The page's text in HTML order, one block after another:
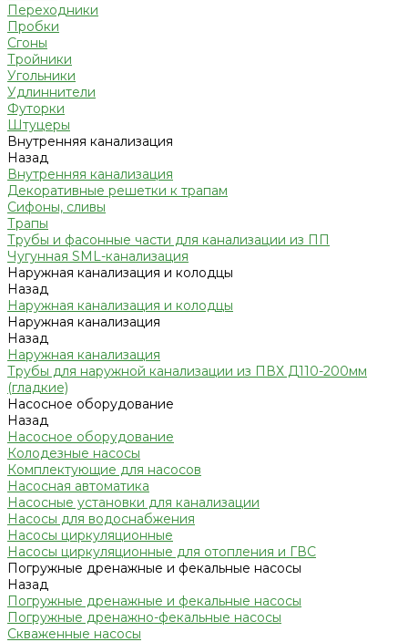
Переходники
Пробки
Сгоны
Тройники
Угольники
Удлиннители
Футорки
Штуцеры
Внутренняя канализация
Назад
Внутренняя канализация
Декоративные решетки к трапам
Сифоны, сливы
Трапы
Трубы и фасонные части для канализации из ПП
Чугунная SML-канализация
Наружная канализация и колодцы
Назад
Наружная канализация и колодцы
Наружная канализация
Назад
Наружная канализация
Трубы для наружной канализации из ПВХ Д110-200мм
(гладкие)
Насосное оборудование
Назад
Насосное оборудование
Колодезные насосы
Комплектующие для насосов
Насосная автоматика
Насосные установки для канализации
Насосы для водоснабжения
Насосы циркуляционные
Насосы циркуляционные для отопления и ГВС
Погружные дренажные и фекальные насосы
Назад
Погружные дренажные и фекальные насосы
Погружные дренажно-фекальные насосы
Скваженные насосы